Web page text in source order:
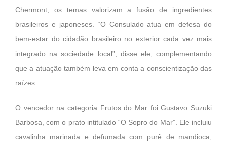
Chermont, os temas valorizam a fusão de ingredientes
brasileiros e japoneses. “O Consulado atua em defesa do
bem-estar do cidadão brasileiro no exterior cada vez mais
integrado na sociedade local”, disse ele, complementando
que a atuação também leva em conta a conscientização das
raízes.
O vencedor na categoria Frutos do Mar foi Gustavo Suzuki
Barbosa, com o prato intitulado “O Sopro do Mar”. Ele incluiu
cavalinha marinada e defumada com purê de mandioca,